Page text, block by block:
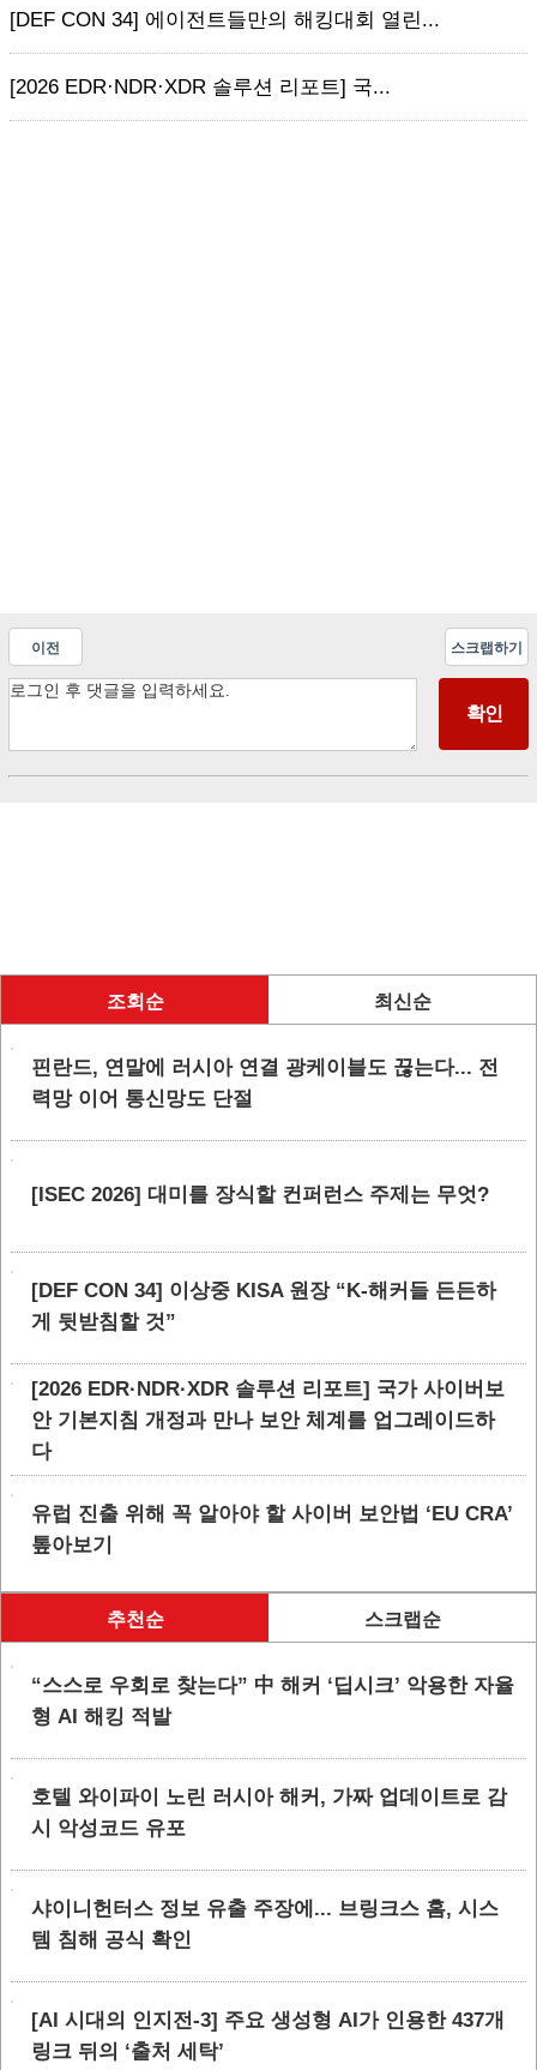
[DEF CON 34] 에이전트들만의 해킹대회 열린...
[2026 EDR·NDR·XDR 솔루션 리포트] 국...
이전 스크랩하기
조회순 최신순
핀란드, 연말에 러시아 연결 광케이블도 끊는다... 전
력망 이어 통신망도 단절
[ISEC 2026] 대미를 장식할 컨퍼런스 주제는 무엇?
[DEF CON 34] 이상중 KISA 원장 “K-해커들 든든하
게 뒷받침할 것”
[2026 EDR·NDR·XDR 솔루션 리포트] 국가 사이버보
안 기본지침 개정과 만나 보안 체계를 업그레이드하
다
유럽 진출 위해 꼭 알아야 할 사이버 보안법 ‘EU CRA’
톺아보기
추천순 스크랩순
“스스로 우회로 찾는다” 中 해커 ‘딥시크’ 악용한 자율
형 AI 해킹 적발
호텔 와이파이 노린 러시아 해커, 가짜 업데이트로 감
시 악성코드 유포
샤이니헌터스 정보 유출 주장에... 브링크스 홈, 시스
템 침해 공식 확인
[AI 시대의 인지전-3] 주요 생성형 AI가 인용한 437개
링크 뒤의 ‘출처 세탁’